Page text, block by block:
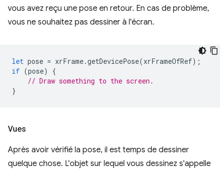
vous avez reçu une pose en retour. En cas de problème,
vous ne souhaitez pas dessiner à l'écran.
let pose = xrFrame.getDevicePose(xrFrameOfRef);
if (pose)
{
// Draw something to the screen.
}
Vues
Après avoir vérifié la pose, il est temps de dessiner
quelque chose. L'objet sur lequel vous dessinez s'appelle